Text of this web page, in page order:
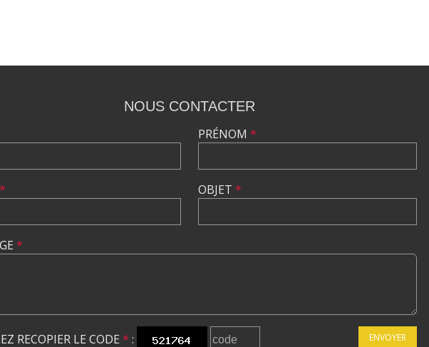
NOUS CONTACTER
*
PRÉNOM *
OBJET *
*
RECOPIER LE CODE * : ENVOYER